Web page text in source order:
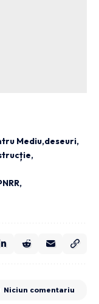
Mediu deseuri
Niciun comentariu